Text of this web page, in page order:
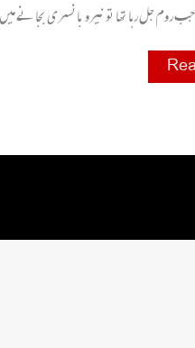
روم جل رہا تھا تو نیرو بانسری بجا نے